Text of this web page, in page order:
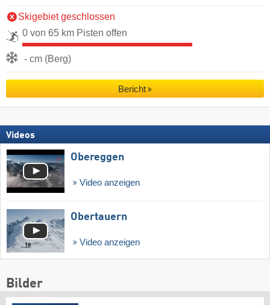
Skigebiet geschlossen
0 von 65 km Pisten offen
- cm (Berg)
Bericht
Videos
Obereggen
Video anzeigen
Obertauern
Video anzeigen
Bilder